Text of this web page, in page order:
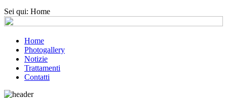
Sei qui: Home
Home
Photogallery
Notizie
Trattamenti
Contatti